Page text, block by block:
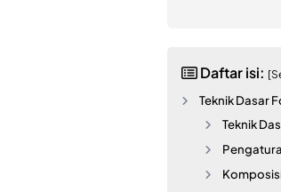
Daftar isi:
Teknik Dasar
Teknik